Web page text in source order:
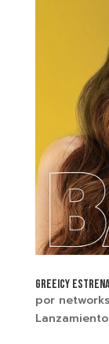
GREEICY
por